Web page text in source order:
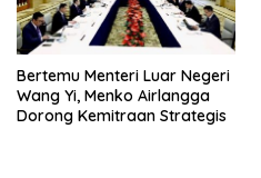
Bertemu Menteri Luar Negeri
Wang Yi, Menko Airlangga
Dorong Kemitraan Strategis